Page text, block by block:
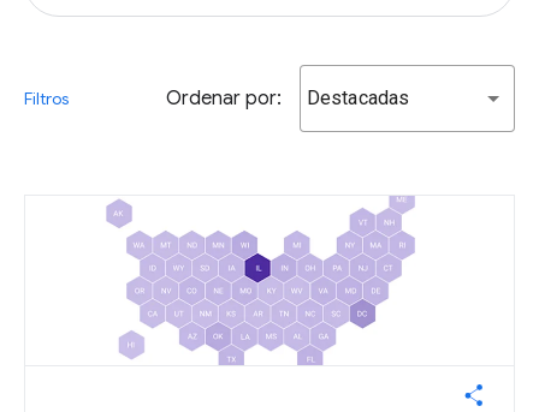
Filtros Ordenar por: Destacadas